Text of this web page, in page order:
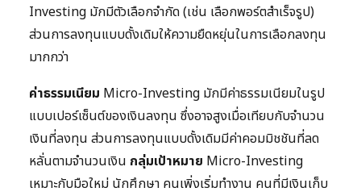
Investing มักมีตัวเลือกจำกัด (เช่น เลือกพอร์ตสำเร็จรูป)
ส่วนการลงทุนแบบดั้งเดิมให้ความยืดหยุ่นในการเลือกลงทุน
มากกว่า
ค่าธรรมเนียม Micro-Investing มักมีค่าธรรมเนียมในรูป
แบบเปอร์เซ็นต์ของเงินลงทุน ซึ่งอาจสูงเมื่อเทียบกับจำนวน
เงินที่ลงทุน ส่วนการลงทุนแบบดั้งเดิมมีค่าคอมมิชชันที่ลด
หลั่นตามจำนวนเงิน กลุ่มเป้าหมาย Micro-Investing
เหมาะกับมือใหม่ นักศึกษา คนเพิ่งเริ่มทำงาน คนที่มีเงินเก็บ